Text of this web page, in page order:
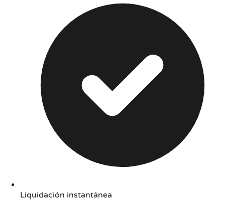
Liquidación instantánea